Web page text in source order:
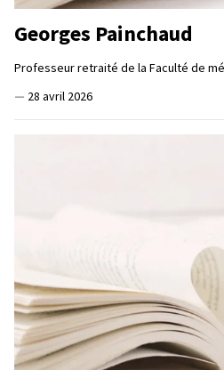
Georges Painchaud
Professeur retraité de la Faculté de
— 28 avril 2026